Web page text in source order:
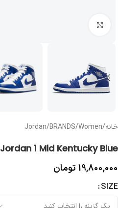
خانه/
Women
/
BRANDS
/
Jordan
Jordan 1 Mid Kentucky Blue
19,800,000 تومان
SIZE